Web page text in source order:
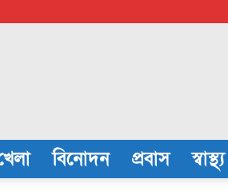
বিনোদন প্রবাস স্বাস্থ্য